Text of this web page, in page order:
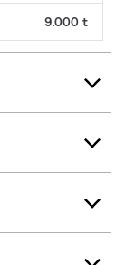
9.000 t